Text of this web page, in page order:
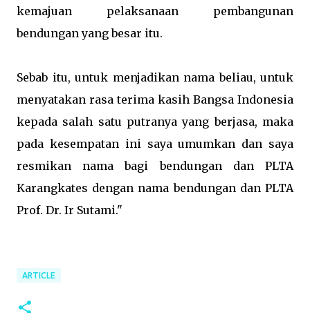
kemajuan pelaksanaan pembangunan
bendungan yang besar itu.
Sebab itu, untuk menjadikan nama beliau, untuk
menyatakan rasa terima kasih Bangsa Indonesia
kepada salah satu putranya yang berjasa, maka
pada kesempatan ini saya umumkan dan saya
resmikan nama bagi bendungan dan PLTA
Karangkates dengan nama bendungan dan PLTA
Prof. Dr. Ir Sutami."
ARTICLE